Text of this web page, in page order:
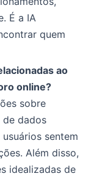
É a IA
quem
ao
online?
sobre
de dados
sentem
Além disso,
idealizadas de